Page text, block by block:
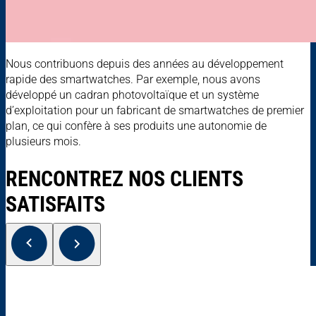
Nous contribuons depuis des années au développement
rapide des smartwatches. Par exemple, nous avons
développé un cadran photovoltaïque et un système
d’exploitation pour un fabricant de smartwatches de premier
plan, ce qui confère à ses produits une autonomie de
plusieurs mois.
RENCONTREZ NOS CLIENTS
SATISFAITS